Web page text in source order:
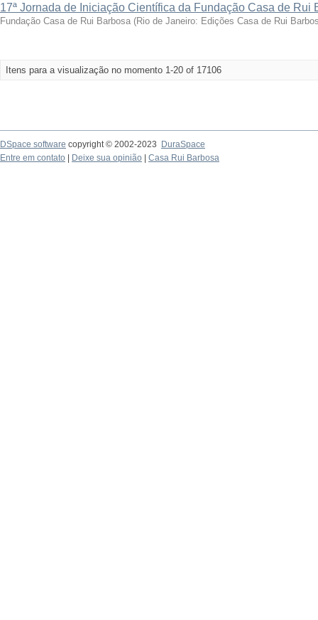
17ª Jornada de Iniciação Científica da Fundação Casa de Rui
Fundação Casa de Rui Barbosa (Rio de Janeiro: Edições Casa de Rui
Itens para a visualização no momento 1-20 of 17106
DSpace software copyright © 2002-2023
DuraSpace
Entre em contato
Deixe sua opinião Casa Rui Barbosa